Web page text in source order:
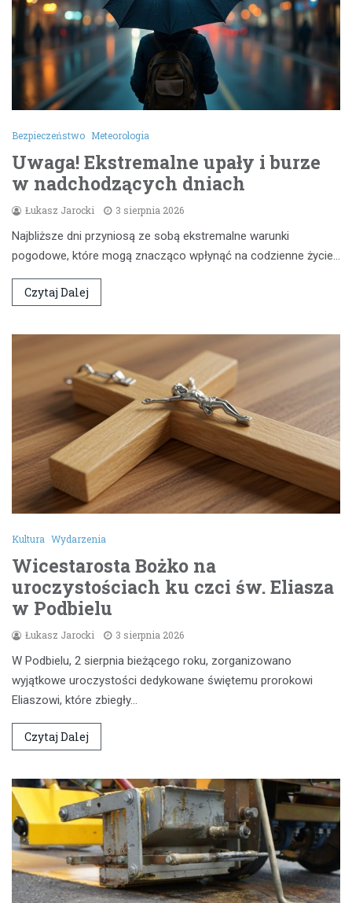
Bezpieczeństwo Meteorologia
Uwaga! Ekstremalne upały i burze
w nadchodzących dniach
Łukasz Jarocki 3 sierpnia 2026
Najbliższe dni przyniosą ze sobą ekstremalne warunki
pogodowe, które mogą znacząco wpłynąć na codzienne życie…
Czytaj Dalej
Kultura Wydarzenia
Wicestarosta Bożko na
uroczystościach ku czci św. Eliasza
w Podbielu
Łukasz Jarocki 3 sierpnia 2026
W Podbielu, 2 sierpnia bieżącego roku, zorganizowano
wyjątkowe uroczystości dedykowane świętemu prorokowi
Eliaszowi, które zbiegły…
Czytaj Dalej